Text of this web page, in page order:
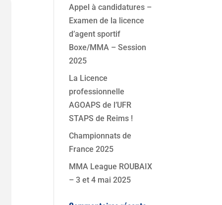
Appel à candidatures –
Examen de la licence
d’agent sportif
Boxe/MMA – Session
2025
La Licence
professionnelle
AGOAPS de l’UFR
STAPS de Reims !
Championnats de
France 2025
MMA League ROUBAIX
– 3 et 4 mai 2025